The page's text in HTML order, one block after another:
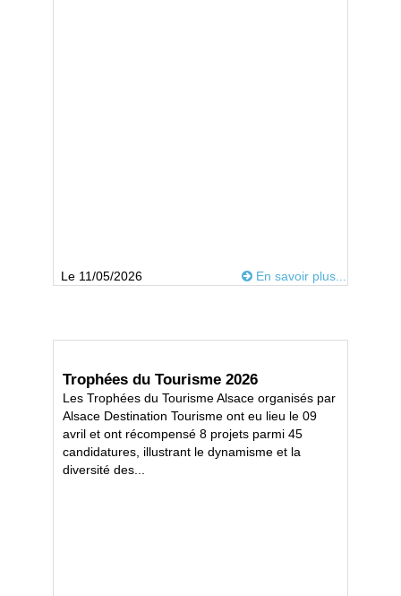
Le 11/05/2026 En savoir plus...
Trophées du Tourisme 2026
Les Trophées du Tourisme Alsace organisés par
Alsace Destination Tourisme ont eu lieu le 09
avril et ont récompensé 8 projets parmi 45
candidatures, illustrant le dynamisme et la
diversité des...